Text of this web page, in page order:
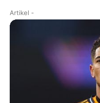
Artikel -